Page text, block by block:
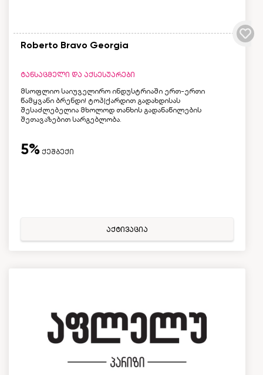
Roberto Bravo Georgia
ტანსაცმელი და აქსესუარები
მსოფლიო საიუველირო ინდუსტრიაში ერთ-ერთი
წამყვანი ბრენდი! ტოპ|ქარდით გადახდისას
შესაძლებელია მხოლოდ თანხის გადანაწილების
შეთავაზებით სარგებლობა.
5% ქეშბექი
აქტივაცია